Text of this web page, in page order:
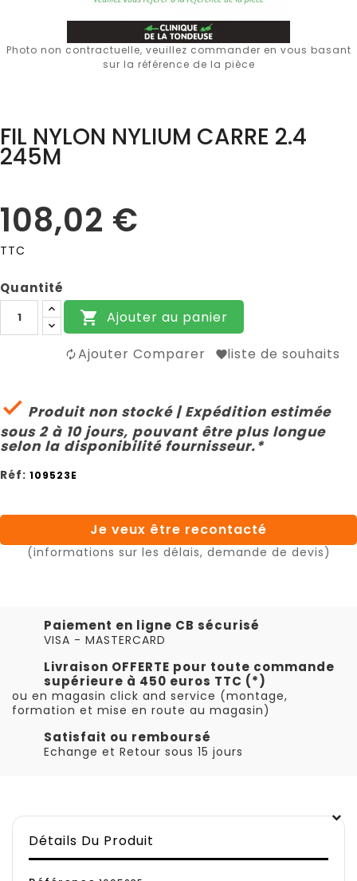
Photo non contractuelle, veuillez commander en vous basant
sur la référence de la pièce
FIL NYLON NYLIUM CARRE 2.4
245M
108,02 €
TTC
Quantité
 Ajouter au panier
Ajouter Comparer liste de souhaits
 Produit non stocké | Expédition estimée
sous 2 à 10 jours, pouvant être plus longue
selon la disponibilité fournisseur.*
Réf: 109523E
Je veux être recontacté
(informations sur les délais, demande de devis)
Paiement en ligne CB sécurisé
VISA - MASTERCARD
Livraison OFFERTE pour toute commande
supérieure à 450 euros TTC (*)
ou en magasin click and service (montage,
formation et mise en route au magasin)
Satisfait ou remboursé
Echange et Retour sous 15 jours
Détails Du Produit